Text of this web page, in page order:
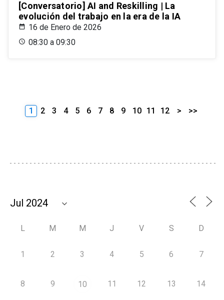
[Conversatorio] AI and Reskilling | La
evolución del trabajo en la era de la IA
16 de Enero de 2026
08:30 a 09:30
1 2 3 4 5 6 7 8 9 10 11 12 > >>
L M M J V S D
1 2 3 4 5 6 7
8 9 10 11 12 13 14